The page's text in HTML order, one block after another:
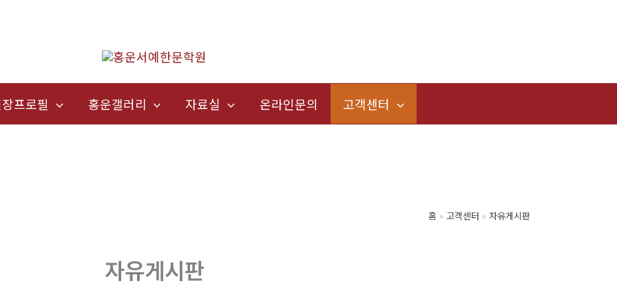
프로필 홍운갤러리 자료실 온라인문의 고객센터
홈 고객센터 자유게시판
자유게시판